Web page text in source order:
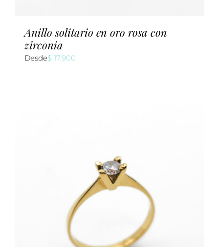
Anillo solitario en oro rosa con
zirconia
Desde$ 17.900